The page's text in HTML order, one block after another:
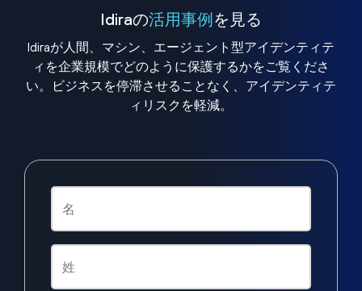
Idiraの活用事例を見る
Idiraが人間、マシン、エージェント型アイデンティテ
ィを企業規模でどのように保護するかをご覧くださ
い。ビジネスを停滞させることなく、アイデンティテ
ィリスクを軽減。